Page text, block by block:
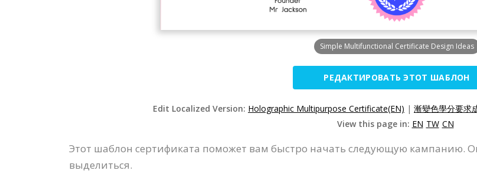
Simple Multifunctional Certificate Design Ideas
РЕДАКТИРОВАТЬ ЭТОТ ШАБЛОН
Edit Localized Version: Holographic Multipurpose Certificate(EN) | 漸變色學分要求
View this page in: EN TW CN
Этот шаблон сертификата поможет вам быстро начать следующую кампанию.
выделиться.